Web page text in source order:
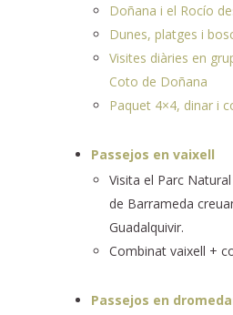
Doñana i el Rocío
Dunes, platges i
Visites diàries en
Coto de Doñana
Paquet 4×4, dinar i
Passejos en vaixell
Visita el Parc
de Barrameda
Guadalquivir.
Combinat vaixell +
Passejos en